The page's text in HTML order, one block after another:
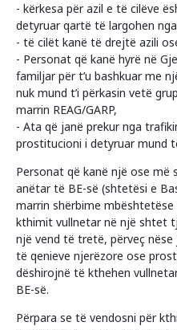
- kërkesa për azil e të cilëve
detyruar qartë të largohen
- të cilët kanë të drejtë azili
- Personat që kanë hyrë në
familjar për t’u bashkuar me
nuk mund t’i përkasin vetë
marrin REAG/GARP,
- Ata që janë prekur nga
prostitucioni i detyruar mund
Personat që kanë një ose
anëtar të BE-së (shtetësi e
marrin shërbime mbështetëse
kthimit vullnetar në një shtet
një vend të tretë, përveç
të qenieve njerëzore ose
dëshirojnë të kthehen
BE-së.
Përpara se të vendosni për